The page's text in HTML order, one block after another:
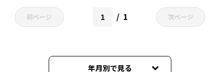
前ページ 1 次ページ
年月別で見る